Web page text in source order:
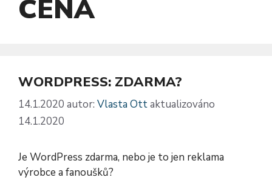
CENA
WORDPRESS: ZDARMA?
14.1.2020 autor: Vlasta Ottaktualizováno
14.1.2020
Je WordPress zdarma, nebo je to jen reklama
výrobce a fanoušků?